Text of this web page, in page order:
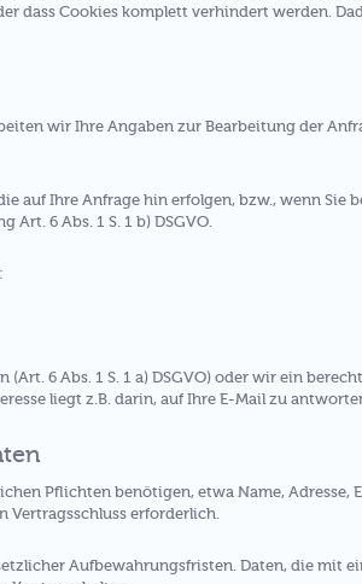
dass Cookies komplett verhindert werden.
wir Ihre Angaben zur Bearbeitung der
Ihre Anfrage hin erfolgen, bzw., wenn Sie
6 Abs. 1 S. 1 b) DSGVO.
6 Abs. 1 S. 1 a) DSGVO) oder wir ein
liegt z.B. darin, auf Ihre E-Mail zu
Pflichten benötigen, etwa Name, Adresse,
Vertragsschluss erforderlich.
Aufbewahrungsfristen. Daten, die mit